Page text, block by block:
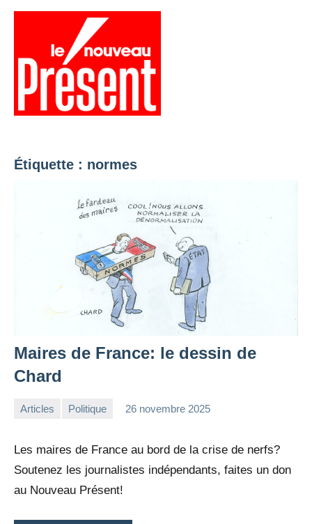
Aller
Étiquette : normes
Maires de France: le dessin de
Chard
Articles Politique 26 novembre 2025
Les maires de France au bord de la crise de nerfs?
Soutenez les journalistes indépendants, faites un don
au Nouveau Présent!